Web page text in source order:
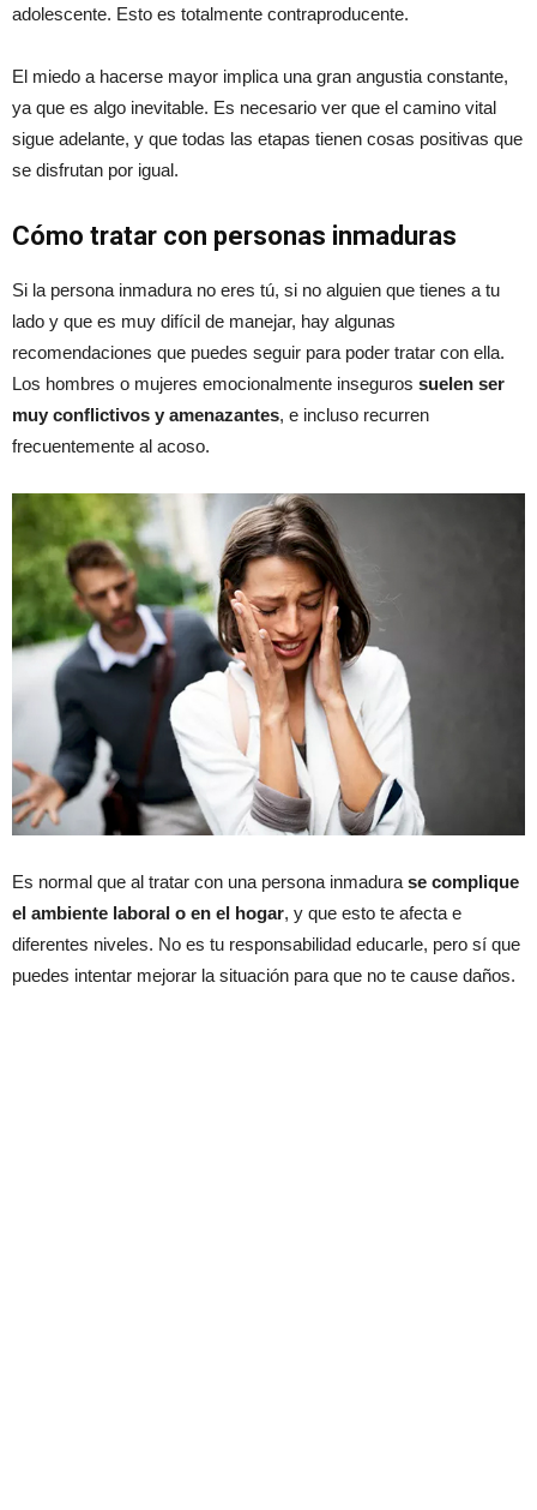
adolescente. Esto es totalmente contraproducente.
El miedo a hacerse mayor implica una gran angustia constante,
ya que es algo inevitable. Es necesario ver que el camino vital
sigue adelante, y que todas las etapas tienen cosas positivas que
se disfrutan por igual.
Cómo tratar con personas inmaduras
Si la persona inmadura no eres tú, si no alguien que tienes a tu
lado y que es muy difícil de manejar, hay algunas
recomendaciones que puedes seguir para poder tratar con ella.
Los hombres o mujeres emocionalmente inseguros suelen ser
muy conflictivos y amenazantes, e incluso recurren
frecuentemente al acoso.
Es normal que al tratar con una persona inmadura se complique
el ambiente laboral o en el hogar, y que esto te afecta e
diferentes niveles. No es tu responsabilidad educarle, pero sí que
puedes intentar mejorar la situación para que no te cause daños.